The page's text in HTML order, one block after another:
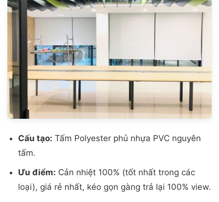
Cấu tạo: Tấm Polyester phủ nhựa PVC nguyên
tấm.
Ưu điểm: Cản nhiệt 100% (tốt nhất trong các
loại), giá rẻ nhất, kéo gọn gàng trả lại 100% view.